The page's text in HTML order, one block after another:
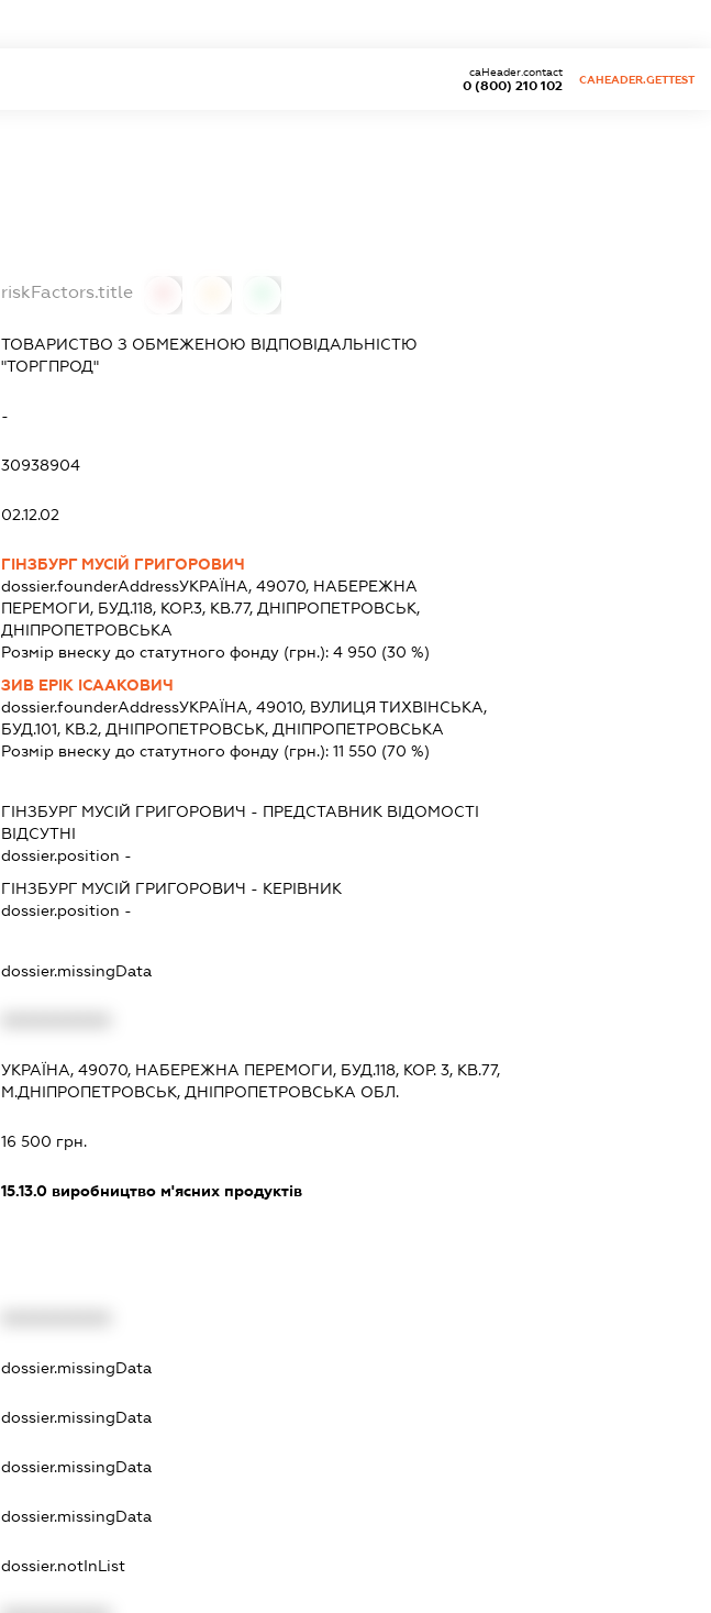
0 (800) 210 102
caHeader.contact
CAHEADER.GETTEST
riskFactors.title
ТОВАРИСТВО З ОБМЕЖЕНОЮ ВІДПОВІДАЛЬНІСТЮ
"ТОРГПРОД"
-
30938904
02.12.02
ГІНЗБУРГ МУСІЙ ГРИГОРОВИЧ
dossier.founderAddressУКРАЇНА, 49070, НАБЕРЕЖНА
ПЕРЕМОГИ, БУД.118, КОР.3, КВ.77, ДНІПРОПЕТРОВСЬК,
ДНІПРОПЕТРОВСЬКА
Розмір внеску до статутного фонду (грн.): 4 950 (30 %)
ЗИВ ЕРІК ІСААКОВИЧ
dossier.founderAddressУКРАЇНА, 49010, ВУЛИЦЯ ТИХВІНСЬКА,
БУД.101, КВ.2, ДНІПРОПЕТРОВСЬК, ДНІПРОПЕТРОВСЬКА
Розмір внеску до статутного фонду (грн.): 11 550 (70 %)
ГІНЗБУРГ МУСІЙ ГРИГОРОВИЧ - ПРЕДСТАВНИКВІДОМОСТІ
ВІДСУТНІ
dossier.position -
ГІНЗБУРГ МУСІЙ ГРИГОРОВИЧ - КЕРІВНИК
dossier.position -
dossier.missingData
УКРАЇНА, 49070, НАБЕРЕЖНА ПЕРЕМОГИ, БУД.118, КОР. 3, КВ.77,
М.ДНІПРОПЕТРОВСЬК, ДНІПРОПЕТРОВСЬКА ОБЛ.
16 500 грн.
15.13.0виробництво м'ясних продуктів
dossier.missingData
dossier.missingData
dossier.missingData
dossier.missingData
dossier.notInList